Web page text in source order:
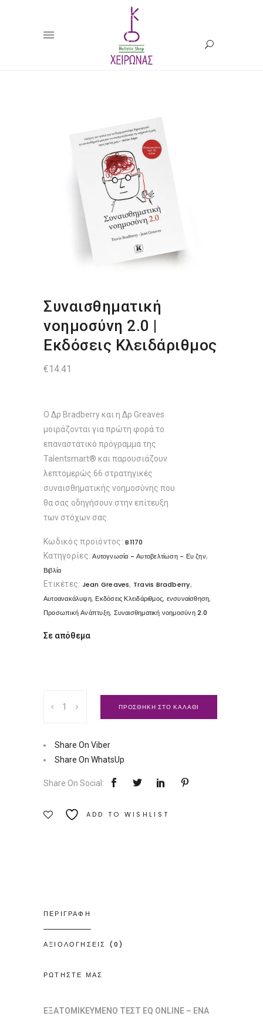
Συναισθηματική
νοημοσύνη 2.0 |
Εκδόσεις Κλειδάριθμος
€14.41
Ο Δρ Bradberry και η Δρ Greaves
μοιράζονται για πρώτη φορά το
επαναστατικό πρόγραμμα της
Talentsmart® και παρουσιάζουν
λεπτομερώς 66 στρατηγικές
συναισθηματικής νοημοσύνης που
θα σας οδηγήσουν στην επίτευξη
των στόχων σας.
Κωδικός προϊόντος:B1170
Κατηγορίες:Αυτογνωσία - Αυτοβελτίωση - Ευ ζην,
Βιβλία
Ετικέτες: Jean Greaves, Travis Bradberry,
Αυτοανακάλυψη, Εκδόσεις Κλειδάριθμος, ενσυναίσθηση,
Προσωπική Ανάπτυξη, Συναισθηματική νοημοσύνη 2.0
Σε απόθεμα
Συναισθηματική
νοημοσύνη
Εκδόσεις
Ποσότητα
ΠΡΟΣΘΗΚΗ ΣΤΟ ΚΑΛΑΘΙ
Share On Viber
Share On WhatsUp
Share On Social:
ADD TO WISHLIST
ΠΕΡΙΓΡΑΦΗ
ΑΞΙΟΛΟΓΗΣΕΙΣ (0)
ΡΩΤΗΣΤΕ ΜΑΣ
ΕΞΑΤΟΜΙΚΕΥΜΕΝΟ ΤΕΣΤ EQ ONLINE – ΕΝΑ